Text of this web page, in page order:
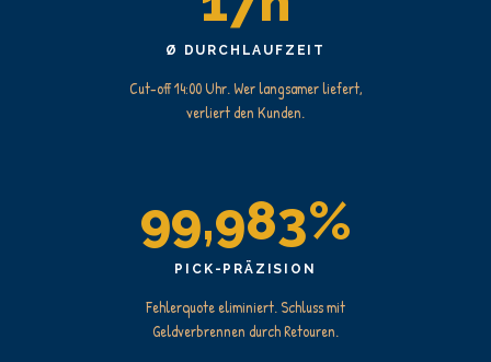
Ø DURCHLAUFZEIT
Cut-off 14:00 Uhr. Wer langsamer liefert,
verliert den Kunden.
99,983%
PICK-PRÄZISION
Fehlerquote eliminiert. Schluss mit
Geldverbrennen durch Retouren.